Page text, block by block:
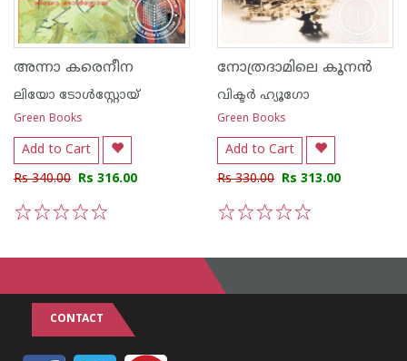
അന്നാ കരെനീന
ലിയോ ടോള്‍സ്റ്റോയ്
Green Books
Add to Cart
Rs 340.00 Rs 316.00
നോത്രദാമിലെ കൂന‌ന്‍
വിക്ടര്‍ ഹ്യൂഗോ
Green Books
Add to Cart
Rs 330.00 Rs 313.00
CONTACT